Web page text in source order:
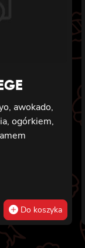
awokado,
ogórkiem,
Do koszyka